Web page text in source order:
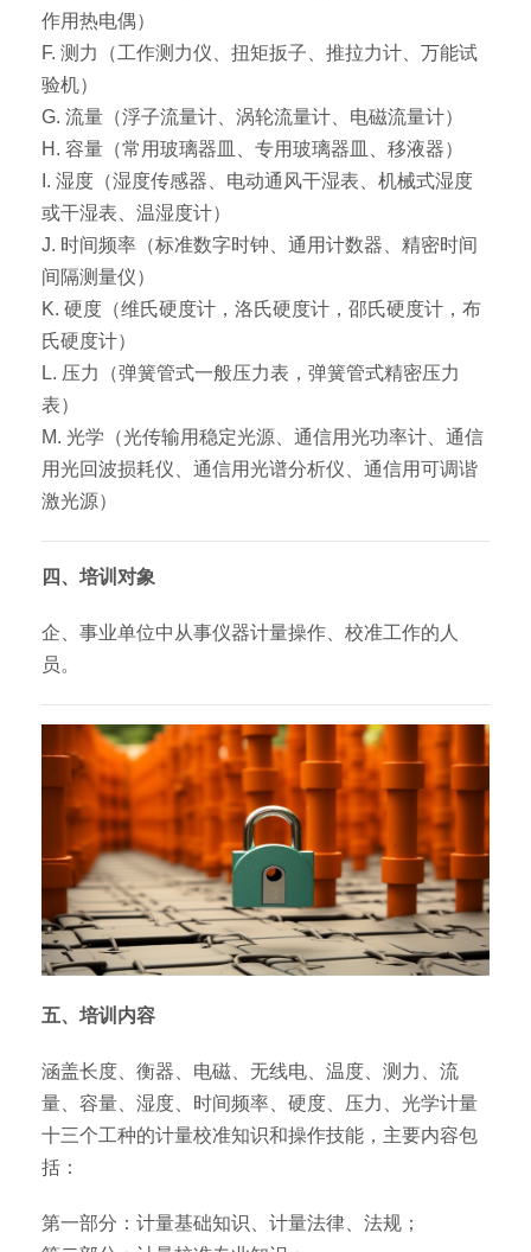
作用热电偶）
F. 测力（工作测力仪、扭矩扳子、推拉力计、万能试
验机）
G. 流量（浮子流量计、涡轮流量计、电磁流量计）
H. 容量（常用玻璃器皿、专用玻璃器皿、移液器）
I. 湿度（湿度传感器、电动通风干湿表、机械式湿度
或干湿表、温湿度计）
J. 时间频率（标准数字时钟、通用计数器、精密时间
间隔测量仪）
K. 硬度（维氏硬度计，洛氏硬度计，邵氏硬度计，布
氏硬度计）
L. 压力（弹簧管式一般压力表，弹簧管式精密压力
表）
M. 光学（光传输用稳定光源、通信用光功率计、通信
用光回波损耗仪、通信用光谱分析仪、通信用可调谐
激光源）
四、培训对象
企、事业单位中从事仪器计量操作、校准工作的人
员。
五、培训内容
涵盖长度、衡器、电磁、无线电、温度、测力、流
量、容量、湿度、时间频率、硬度、压力、光学计量
十三个工种的计量校准知识和操作技能，主要内容包
括：
第一部分：计量基础知识、计量法律、法规；